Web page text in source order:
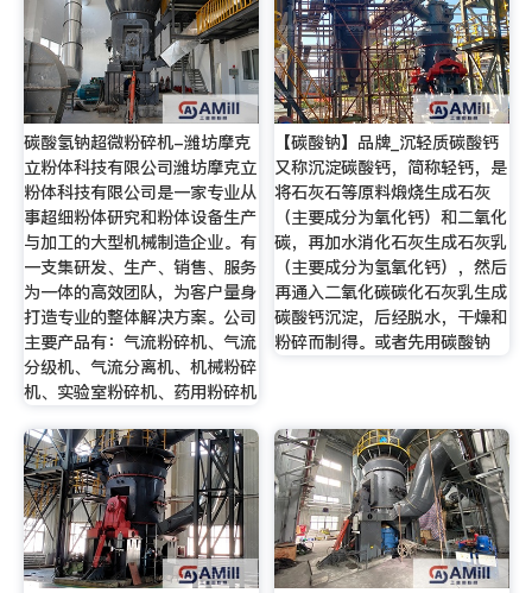
碳酸氢钠超微粉碎机-潍坊摩克
立粉体科技有限公司潍坊摩克立
粉体科技有限公司是一家专业从
事超细粉体研究和粉体设备生产
与加工的大型机械制造企业。有
一支集研发、生产、销售、服务
为一体的高效团队，为客户量身
打造专业的整体解决方案。公司
主要产品有：气流粉碎机、气流
分级机、气流分离机、机械粉碎
机、实验室粉碎机、药用粉碎机
【碳酸钠】品牌_沉轻质碳酸钙
又称沉淀碳酸钙，简称轻钙，是
将石灰石等原料煅烧生成石灰
（主要成分为氧化钙）和二氧化
碳，再加水消化石灰生成石灰乳
（主要成分为氢氧化钙），然后
再通入二氧化碳碳化石灰乳生成
碳酸钙沉淀，后经脱水，干燥和
粉碎而制得。或者先用碳酸钠